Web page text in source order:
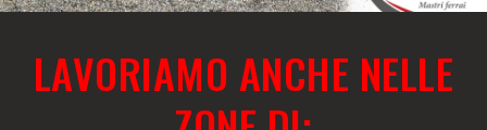
LAVORIAMO ANCHE NELLE